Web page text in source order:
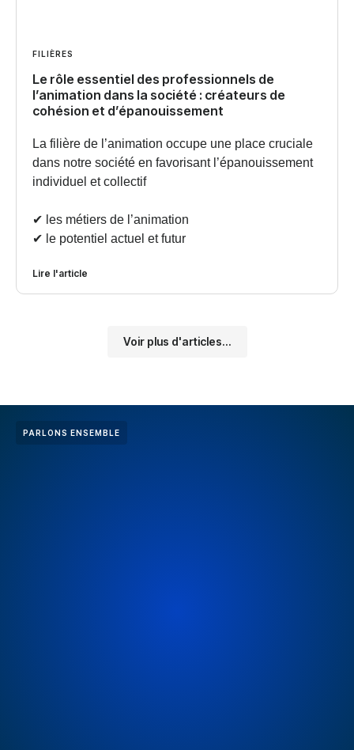
FILIÈRES
Le rôle essentiel des professionnels de
l’animation dans la société : créateurs de
cohésion et d’épanouissement
La filière de l’animation occupe une place cruciale
dans notre société en favorisant l’épanouissement
individuel et collectif
✔︎ les métiers de l’animation
✔︎ le potentiel actuel et futur
Lire l'article
Voir plus d'articles...
PARLONS ENSEMBLE